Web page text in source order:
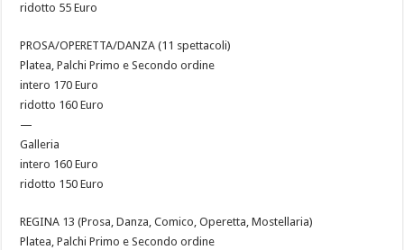
ridotto 55 Euro
PROSA/OPERETTA/DANZA (11 spettacoli)
Platea, Palchi Primo e Secondo ordine
intero 170 Euro
ridotto 160 Euro
—
Galleria
intero 160 Euro
ridotto 150 Euro
REGINA 13 (Prosa, Danza, Comico, Operetta, Mostellaria)
Platea, Palchi Primo e Secondo ordine